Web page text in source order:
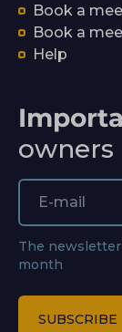
Book a
Book a
Help
owners
The
month
SUBSCRIBE